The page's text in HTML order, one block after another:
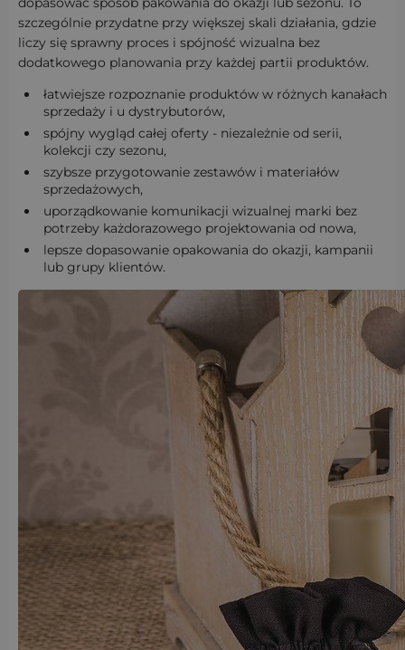
szczególnie przydatne przy większej skali działania, gdzie
liczy się sprawny proces i spójność wizualna bez
dodatkowego planowania przy każdej partii produktów.
łatwiejsze rozpoznanie produktów w różnych kanałach
sprzedaży i u dystrybutorów,
spójny wygląd całej oferty - niezależnie od serii,
kolekcji czy sezonu,
szybsze przygotowanie zestawów i materiałów
sprzedażowych,
uporządkowanie komunikacji wizualnej marki bez
potrzeby każdorazowego projektowania od nowa,
lepsze dopasowanie opakowania do okazji, kampanii
lub grupy klientów.